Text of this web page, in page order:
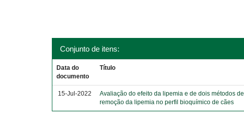
Conjunto de itens:
Data do
documento
Título
15-Jul-2022
Avaliação do efeito da lipemia e de dois métodos de
remoção da lipemia no perfil bioquímico de cães